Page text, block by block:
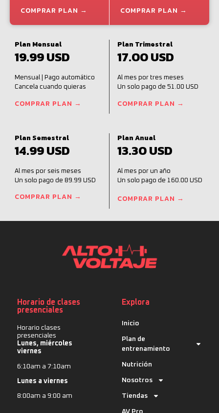
COMPRAR PLAN → COMPRAR PLAN →
Plan Mensual
19.99 USD
Mensual | Pago automático
Cancela cuando quieras
COMPRAR PLAN →
Plan Trimestral
17.00 USD
Al mes por tres meses
Un solo pago de 51.00 USD
COMPRAR PLAN →
Plan Semestral
14.99 USD
Al mes por seis meses
Un solo pago de 89.99 USD
COMPRAR PLAN →
Plan Anual
13.30 USD
Al mes por un año
Un solo pago de 160.00 USD
COMPRAR PLAN →
Horario de clases
presenciales
Horario clases
presenciales
Lunes, miércoles
viernes
6:10am a 7:10am
Lunes a viernes
8:00am a 9:00 am
Explora
Inicio
Plan de
entrenamiento
Nutrición
Nosotros
Tiendas